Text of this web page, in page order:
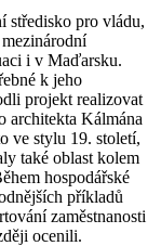
středisko pro vládu,
i v Maďarsku.
k jeho
projekt realizovat
architekta Kálmána
ve stylu 19. století,
také oblast kolem
hospodářské
příkladů
zaměstnanosti
ocenili.